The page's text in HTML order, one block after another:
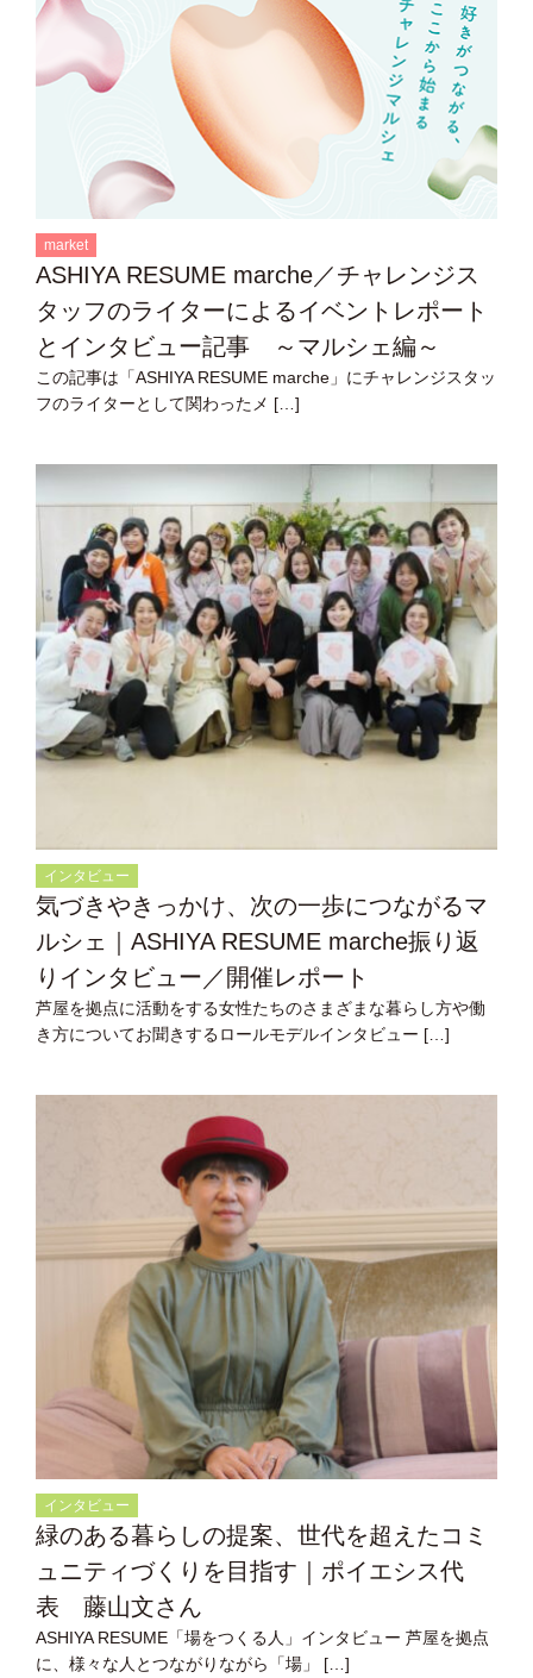
market
ASHIYA RESUME marche／チャレンジス
タッフのライターによるイベントレポート
とインタビュー記事 ～マルシェ編～
この記事は「ASHIYA RESUME marche」にチャレンジスタッ
フのライターとして関わったメ […]
インタビュー
気づきやきっかけ、次の一歩につながるマ
ルシェ｜ASHIYA RESUME marche振り返
りインタビュー／開催レポート
芦屋を拠点に活動をする女性たちのさまざまな暮らし方や働
き方についてお聞きするロールモデルインタビュー […]
インタビュー
緑のある暮らしの提案、世代を超えたコミ
ュニティづくりを目指す｜ポイエシス代
表 藤山文さん
ASHIYA RESUME「場をつくる人」インタビュー 芦屋を拠点
に、様々な人とつながりながら「場」 […]